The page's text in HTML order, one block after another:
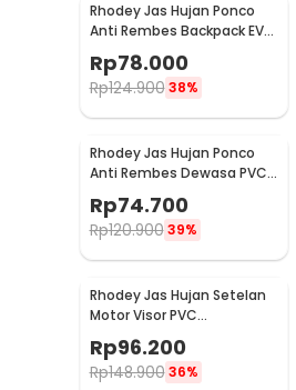
Rhodey Jas Hujan Ponco
Anti Rembes Backpack EVA
Waterproof Raincoat XXL -
FY-30
Rp78.000
Rp124.900 38%
Rhodey Jas Hujan Ponco
Anti Rembes Dewasa PVC
50
Rp74.700
Rp120.900 39%
Rhodey Jas Hujan Setelan
Motor Visor PVC
Waterproof Raincoat M -
ZY-74
Rp96.200
Rp148.900 36%